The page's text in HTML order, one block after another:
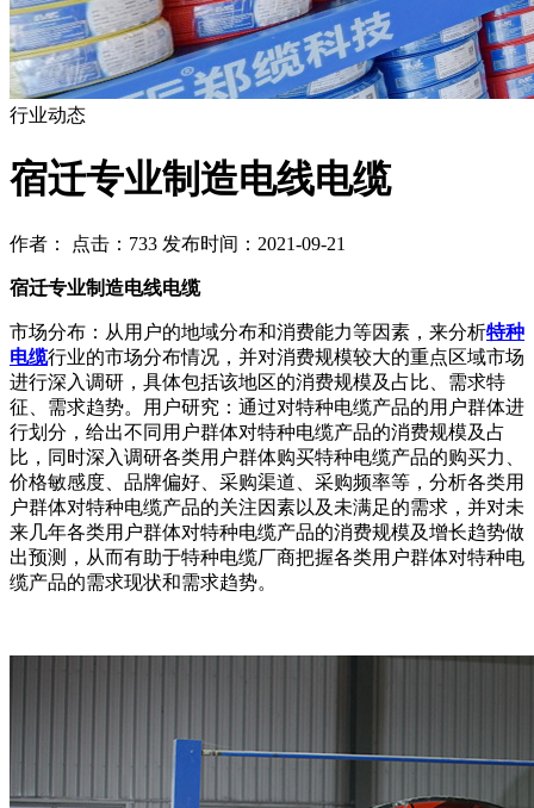
行业动态
宿迁专业制造电线电缆
作者： 点击：733 发布时间：2021-09-21
宿迁专业制造电线电缆
市场分布：从用户的地域分布和消费能力等因素，来分析特种
电缆行业的市场分布情况，并对消费规模较大的重点区域市场
进行深入调研，具体包括该地区的消费规模及占比、需求特
征、需求趋势。用户研究：通过对特种电缆产品的用户群体进
行划分，给出不同用户群体对特种电缆产品的消费规模及占
比，同时深入调研各类用户群体购买特种电缆产品的购买力、
价格敏感度、品牌偏好、采购渠道、采购频率等，分析各类用
户群体对特种电缆产品的关注因素以及未满足的需求，并对未
来几年各类用户群体对特种电缆产品的消费规模及增长趋势做
出预测，从而有助于特种电缆厂商把握各类用户群体对特种电
缆产品的需求现状和需求趋势。